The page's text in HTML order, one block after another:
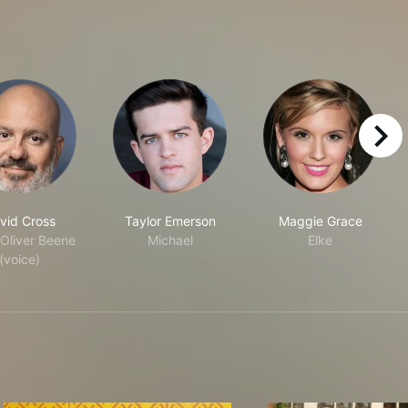
Cross
Beene
(voice)
Taylor Emerson
Michael
Maggie Grace
Elke
right